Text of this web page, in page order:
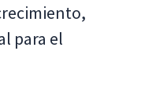
para el